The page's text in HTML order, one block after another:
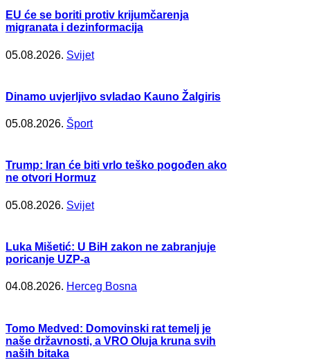
EU će se boriti protiv krijumčarenja
migranata i dezinformacija
05.08.2026. Svijet
Dinamo uvjerljivo svladao Kauno Žalgiris
05.08.2026. Šport
Trump: Iran će biti vrlo teško pogođen ako
ne otvori Hormuz
05.08.2026. Svijet
Luka Mišetić: U BiH zakon ne zabranjuje
poricanje UZP-a
04.08.2026. Herceg Bosna
Tomo Medved: Domovinski rat temelj je
naše državnosti, a VRO Oluja kruna svih
naših bitaka